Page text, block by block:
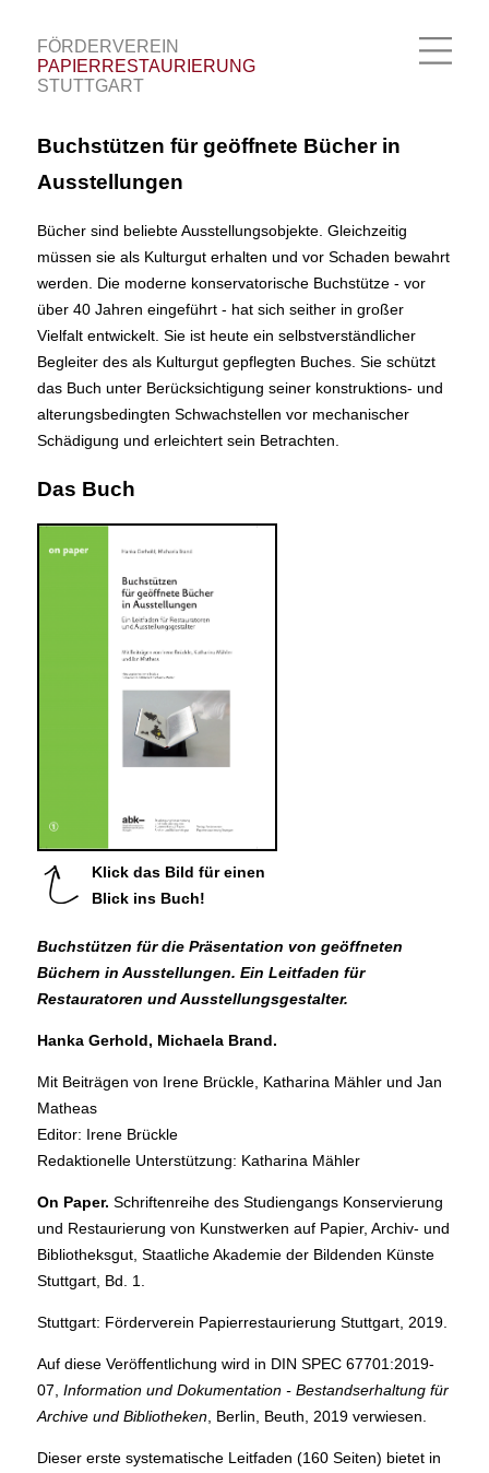
FÖRDERVEREIN
|PAPIERRESTAURIERUNG
|STUTTGART
Buchstützen für geöffnete Bücher in
Ausstellungen
Bücher sind beliebte Ausstellungsobjekte. Gleichzeitig
müssen sie als Kulturgut erhalten und vor Schaden bewahrt
werden. Die moderne konservatorische Buchstütze - vor
über 40 Jahren eingeführt - hat sich seither in großer
Vielfalt entwickelt. Sie ist heute ein selbstverständlicher
Begleiter des als Kulturgut gepflegten Buches. Sie schützt
das Buch unter Berücksichtigung seiner konstruktions- und
alterungsbedingten Schwachstellen vor mechanischer
Schädigung und erleichtert sein Betrachten.
Das Buch
Klick das Bild für einen
Blick ins Buch!
Buchstützen für die Präsentation von geöffneten
Büchern in Ausstellungen. Ein Leitfaden für
Restauratoren und Ausstellungsgestalter.
Hanka Gerhold, Michaela Brand.
Mit Beiträgen von Irene Brückle, Katharina Mähler und Jan
Matheas
Editor: Irene Brückle
Redaktionelle Unterstützung: Katharina Mähler
On Paper. Schriftenreihe des Studiengangs Konservierung
und Restaurierung von Kunstwerken auf Papier, Archiv- und
Bibliotheksgut, Staatliche Akademie der Bildenden Künste
Stuttgart, Bd. 1.
Stuttgart: Förderverein Papierrestaurierung Stuttgart, 2019.
Auf diese Veröffentlichung wird in DIN SPEC 67701:2019-
07, Information und Dokumentation - Bestandserhaltung für
Archive und Bibliotheken , Berlin, Beuth, 2019 verwiesen.
Dieser erste systematische Leitfaden (160 Seiten) bietet in